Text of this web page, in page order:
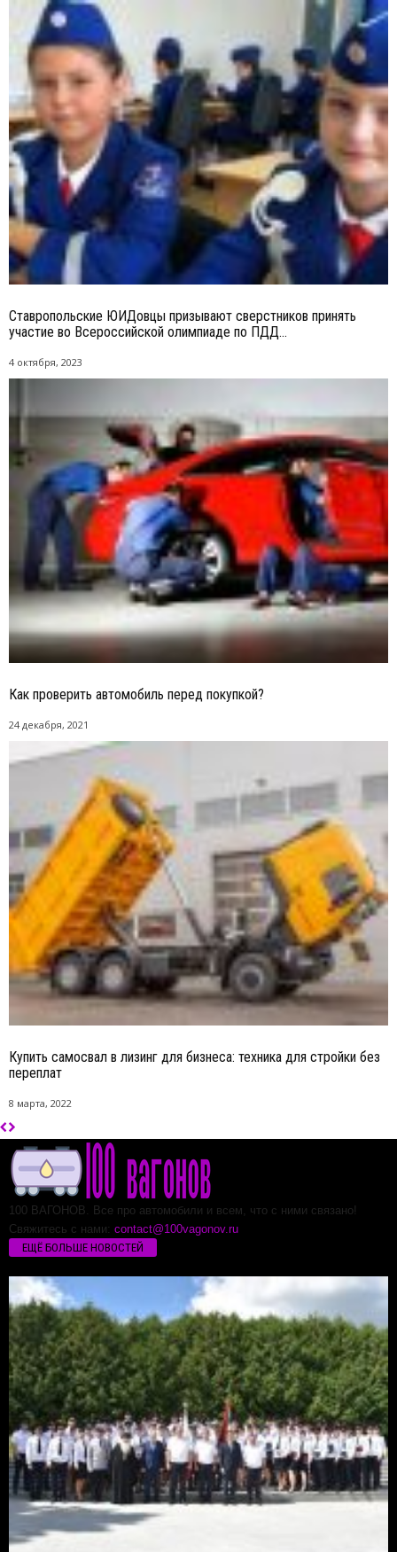
Ставропольские ЮИДовцы призывают сверстников принять
участие во Всероссийской олимпиаде по ПДД...
4 октября, 2023
Как проверить автомобиль перед покупкой?
24 декабря, 2021
Купить самосвал в лизинг для бизнеса: техника для стройки без
переплат
8 марта, 2022
100 ВАГОНОВ. Все про автомобили и всем, что с ними связано!
Свяжитесь с нами: contact@100vagonov.ru
ЕЩЁ БОЛЬШЕ НОВОСТЕЙ